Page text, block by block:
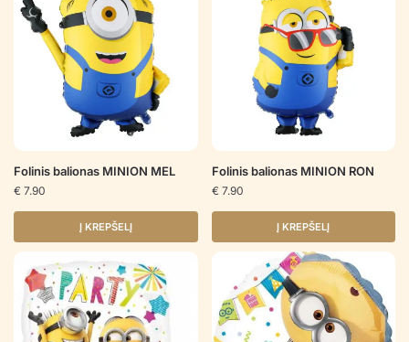
Folinis balionas MINION MEL
€ 7.90
Į KREPŠELĮ
Folinis balionas MINION RON
€ 7.90
Į KREPŠELĮ